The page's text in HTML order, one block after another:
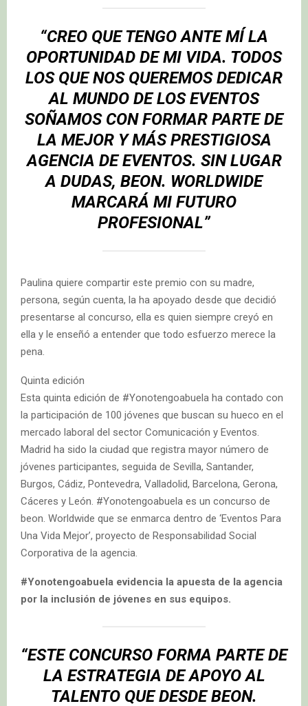
“CREO QUE TENGO ANTE MÍ LA
OPORTUNIDAD DE MI VIDA. TODOS
LOS QUE NOS QUEREMOS DEDICAR
AL MUNDO DE LOS EVENTOS
SOÑAMOS CON FORMAR PARTE DE
LA MEJOR Y MÁS PRESTIGIOSA
AGENCIA DE EVENTOS. SIN LUGAR
A DUDAS, BEON. WORLDWIDE
MARCARÁ MI FUTURO
PROFESIONAL”
Paulina quiere compartir este premio con su madre,
persona, según cuenta, la ha apoyado desde que decidió
presentarse al concurso, ella es quien siempre creyó en
ella y le enseñó a entender que todo esfuerzo merece la
pena.
Quinta edición
Esta quinta edición de #Yonotengoabuela ha contado con
la participación de 100 jóvenes que buscan su hueco en el
mercado laboral del sector Comunicación y Eventos.
Madrid ha sido la ciudad que registra mayor número de
jóvenes participantes, seguida de Sevilla, Santander,
Burgos, Cádiz, Pontevedra, Valladolid, Barcelona, Gerona,
Cáceres y León. #Yonotengoabuela es un concurso de
beon. Worldwide que se enmarca dentro de ‘Eventos Para
Una Vida Mejor’, proyecto de Responsabilidad Social
Corporativa de la agencia.
#Yonotengoabuela evidencia la apuesta de la agencia
por la inclusión de jóvenes en sus equipos.
“ESTE CONCURSO FORMA PARTE DE
LA ESTRATEGIA DE APOYO AL
TALENTO QUE DESDE BEON.